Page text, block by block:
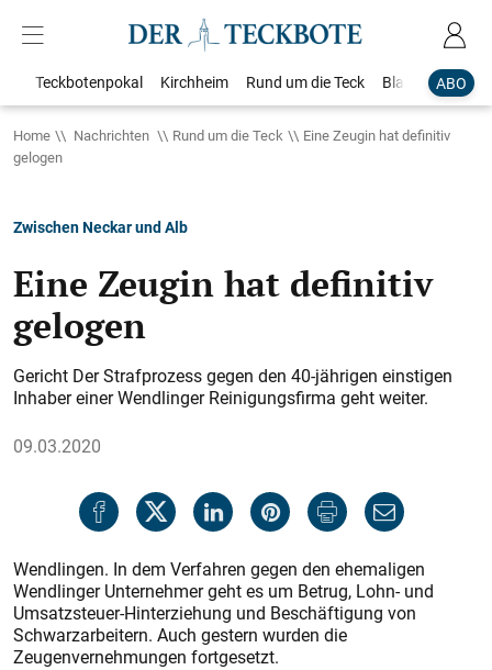
ABO
Teckbotenpokal Kirchheim Rund um die Teck Blaulicht
Home Nachrichten Rund um die Teck
Eine Zeugin hat definitiv
gelogen
Zwischen Neckar und Alb
Eine Zeugin hat definitiv
gelogen
Gericht Der Strafprozess gegen den 40-jährigen einstigen
Inhaber einer Wendlinger Reinigungsfirma geht weiter.
09.03.2020
Wendlingen. In dem Verfahren gegen den ehemaligen
Wendlinger Unternehmer geht es um Betrug, Lohn- und
Umsatzsteuer-Hinterziehung und Beschäftigung von
Schwarzarbeitern. Auch gestern wurden die
Zeugenvernehmungen fortgesetzt.